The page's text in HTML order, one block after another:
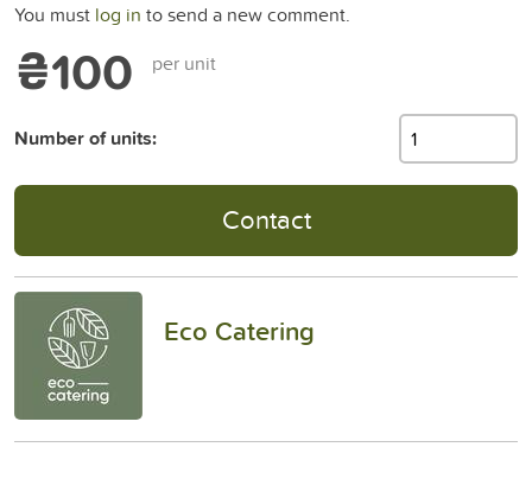
You must log in to send a new comment.
₴100 per unit
Number of units:
Contact
Eco Catering